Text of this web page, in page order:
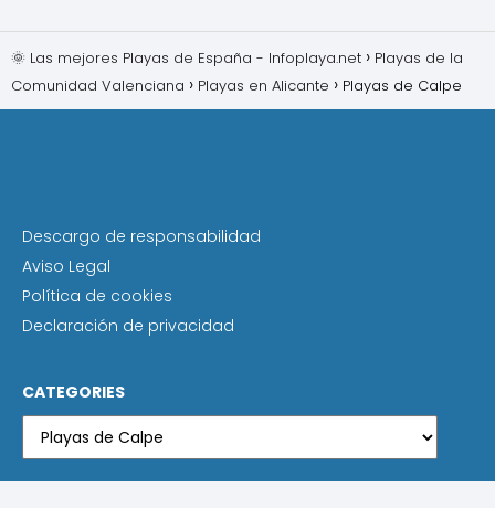
🌞 Las mejores Playas de España - Infoplaya.net
Playas de la
Comunidad Valenciana
Playas en Alicante Playas de Calpe
Descargo de responsabilidad
Aviso Legal
Política de cookies
Declaración de privacidad
CATEGORIES